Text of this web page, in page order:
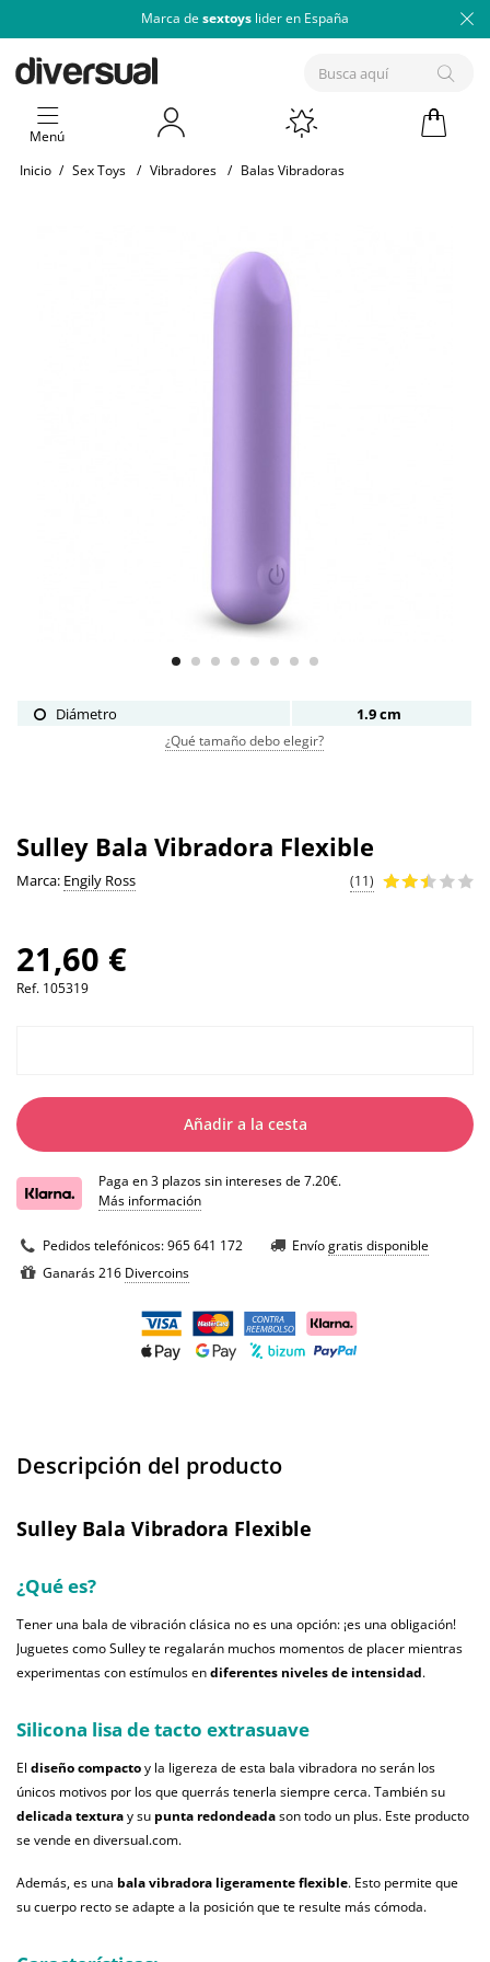
Marca de sextoys lider en España
Menú
Inicio / Sex Toys / Vibradores / Balas Vibradoras
Diámetro 1.9 cm
¿Qué tamaño debo elegir?
Sulley Bala Vibradora Flexible
Marca: Engily Ross (11)
21,60 €
Ref. 105319
Añadir a la cesta
Paga en 3 plazos sin intereses de 7.20€.
Más información
Pedidos telefónicos:965 641 172 Envíogratis disponible
Ganarás 216 Divercoins
Descripción del producto
Sulley Bala Vibradora Flexible
¿Qué es?
Tener una bala de vibración clásica no es una opción: ¡es una obligación!
Juguetes como Sulley te regalarán muchos momentos de placer mientras
experimentas con estímulos endiferentes niveles de intensidad.
Silicona lisa de tacto extrasuave
El diseño compactoy la ligereza de esta bala vibradora no serán los
únicos motivos por los que querrás tenerla siempre cerca. También su
delicada texturay su punta redondeadason todo un plus. Este producto
se vende en diversual.com.
Además, es una bala vibradora ligeramente flexible. Esto permite que
su cuerpo recto se adapte a la posición que te resulte más cómoda.